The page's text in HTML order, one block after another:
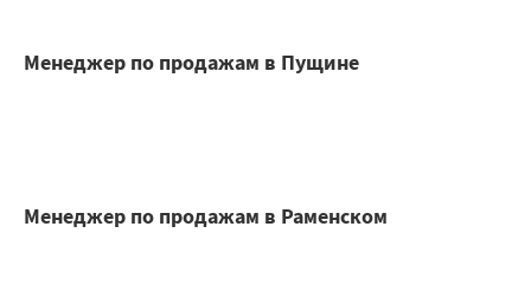
Менеджер по продажам в Пущине
Менеджер по продажам в Раменском